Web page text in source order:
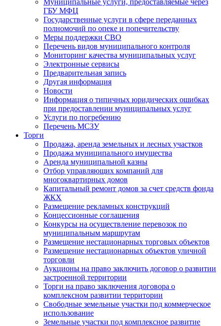
Муниципальные услуги, предоставляемые через
ГБУ МФЦ
Государственные услуги в сфере переданных
полномочий по опеке и попечительству
Меры поддержки СВО
Перечень видов муниципального контроля
Мониторинг качества муниципальных услуг
Электронные сервисы
Предварительная запись
Другая информация
Новости
Информация о типичных юридических ошибках
при предоставлении муниципальных услуг
Услуги по погребению
Перечень МСЗУ
Торги
Продажа, аренда земельных и лесных участков
Продажа муниципального имущества
Аренда муниципальной казны
Отбор управляющих компаний для
многоквартирных домов
Капитальный ремонт домов за счет средств фонда
ЖКХ
Размещение рекламных конструкций
Концессионные соглашения
Конкурсы на осуществление перевозок по
муниципальным маршрутам
Размещение нестационарных торговых объектов
Размещение нестационарных объектов уличной
торговли
Аукционы на право заключить договор о развитии
застроенной территории
Торги на право заключения договора о
комплексном развитии территории
Свободные земельные участки под коммерческое
использование
Земельные участки под комплексное развитие